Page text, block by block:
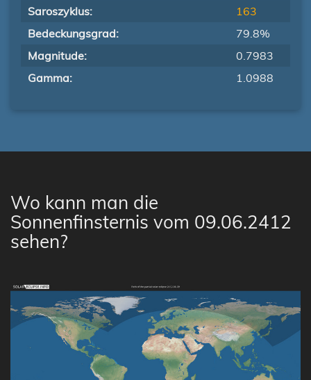
Saroszyklus:
163
Bedeckungsgrad:
79.8%
Magnitude:
0.7983
Gamma:
1.0988
Wo kann man die
Sonnenfinsternis vom 09.06.2412
sehen?